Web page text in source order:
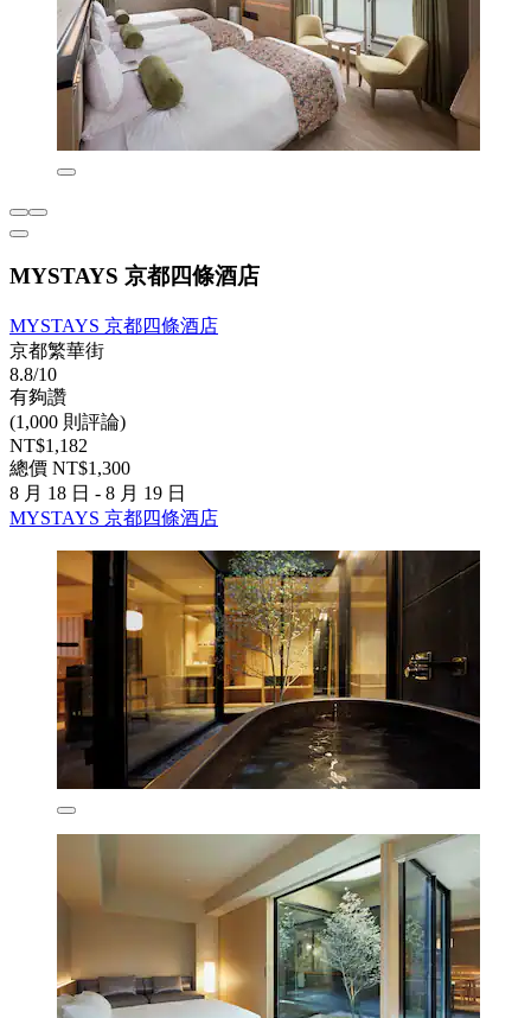
MYSTAYS 京都四條酒店
MYSTAYS 京都四條酒店
京都繁華街
8.8/10
有夠讚
(1,000 則評論)
NT$1,182
總價 NT$1,300
8 月 18 日 - 8 月 19 日
MYSTAYS 京都四條酒店